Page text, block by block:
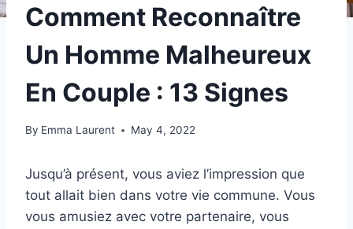
Comment Reconnaître
Un Homme Malheureux
En Couple : 13 Signes
By Emma Laurent May 4, 2022
Jusqu’à présent, vous aviez l’impression que
tout allait bien dans votre vie commune. Vous
vous amusiez avec votre partenaire, vous